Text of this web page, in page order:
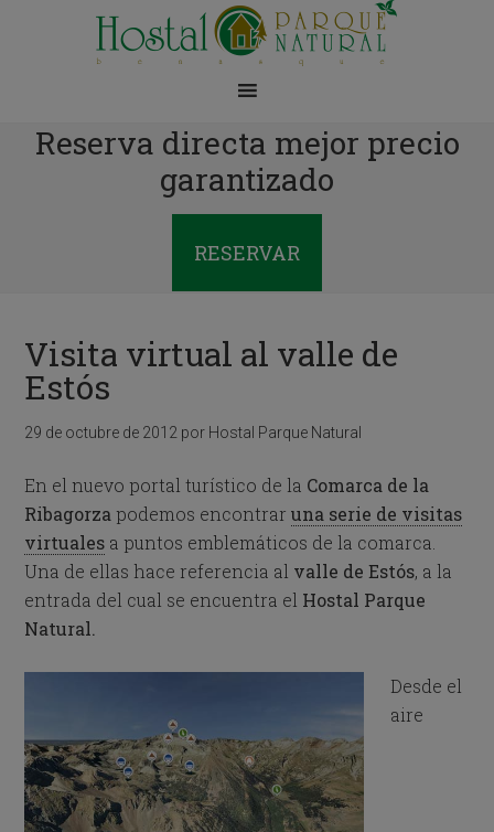
Reserva directa mejor precio
garantizado
RESERVAR
Visita virtual al valle de
Estós
29 de octubre de 2012 por Hostal Parque Natural
En el nuevo portal turístico de la Comarca de la
Ribagorza podemos encontraruna serie de visitas
virtuales a puntos emblemáticos de la comarca.
Una de ellas hace referencia al valle de Estós, a la
entrada del cual se encuentra el Hostal Parque
Natural.
Desde el
aire